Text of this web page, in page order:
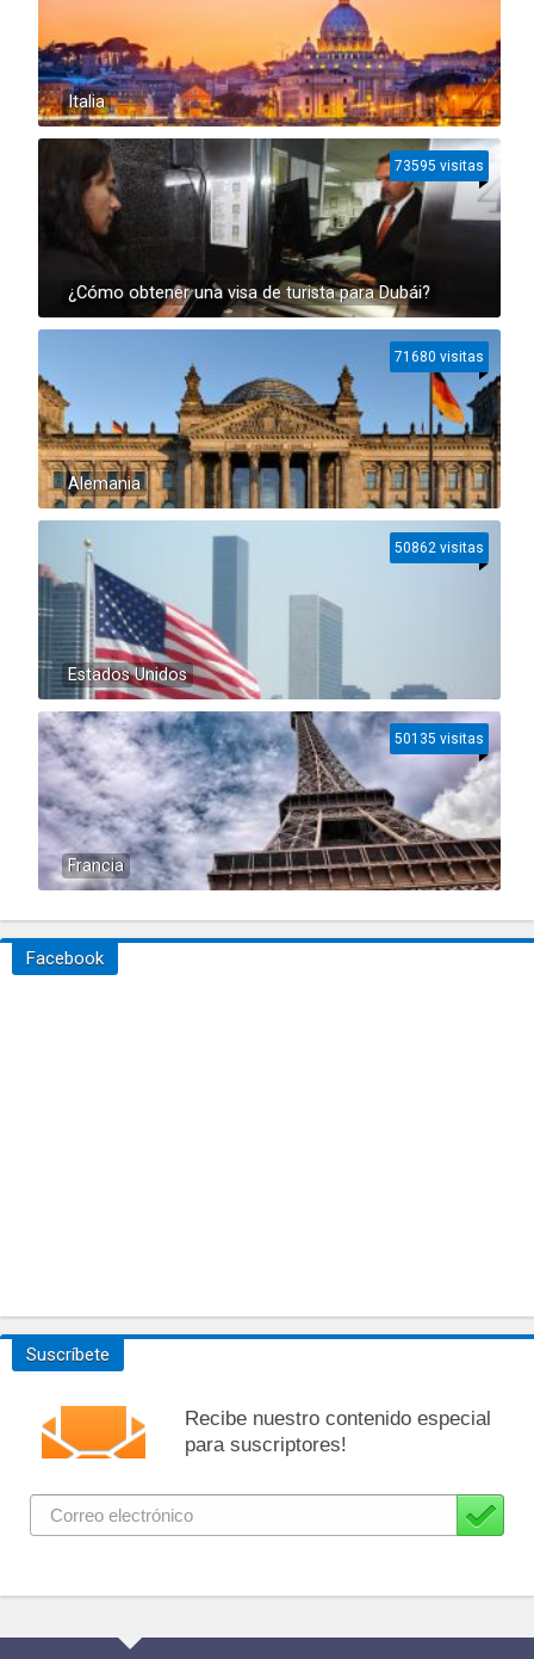
Italia
¿Cómo obtener una visa de turista para Dubái?
73595 visitas
Alemania
71680 visitas
Estados Unidos
50862 visitas
Francia
50135 visitas
Facebook
Suscríbete
Recibe nuestro contenido especial
para suscriptores!